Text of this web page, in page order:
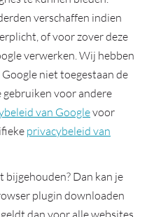
verschaffen indien
of voor zover deze
verwerken. Wij hebben
niet toegestaan de
voor andere
van Googlevoor
privacybeleid van
Dan kan je
plugin downloaden
dan voor alle websites